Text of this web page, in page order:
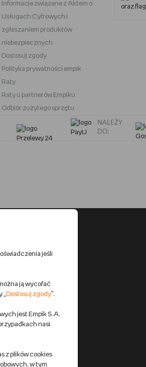
Baby Bjorn
Oral-B iO
Play-Doh
Informacje związane z Aktem o
Usługach Cyfrowych i
zgłaszaniem produktów
niebezpiecznych
Dostosuj zgody
Polityka prywatności empik
Raty
Raty u partnerów Empiku
Odbiór zużytego sprzętu
NALEŻY
DO:
jeśli
ją wycofać
„ Dostosuj zgody”.
jest Empik S.A.
nasi
z plików cookies
w tym